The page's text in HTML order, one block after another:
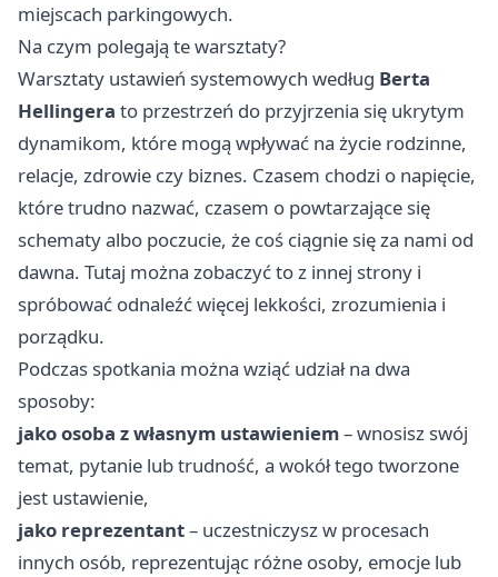
miejscach parkingowych.
Na czym polegają te warsztaty?
Warsztaty ustawień systemowych według Berta
Hellingera to przestrzeń do przyjrzenia się ukrytym
dynamikom, które mogą wpływać na życie rodzinne,
relacje, zdrowie czy biznes. Czasem chodzi o napięcie,
które trudno nazwać, czasem o powtarzające się
schematy albo poczucie, że coś ciągnie się za nami od
dawna. Tutaj można zobaczyć to z innej strony i
spróbować odnaleźć więcej lekkości, zrozumienia i
porządku.
Podczas spotkania można wziąć udział na dwa
sposoby:
jako osoba z własnym ustawieniem– wnosisz swój
temat, pytanie lub trudność, a wokół tego tworzone
jest ustawienie,
jako reprezentant– uczestniczysz w procesach
innych osób, reprezentując różne osoby, emocje lub